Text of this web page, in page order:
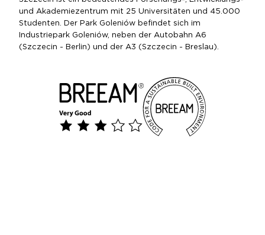
und Akademiezentrum mit 25 Universitäten und 45.000
Studenten. Der Park Goleniów befindet sich im
Industriepark Goleniów, neben der Autobahn A6
(Szczecin - Berlin) und der A3 (Szczecin - Breslau).